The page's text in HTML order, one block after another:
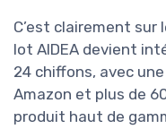
C’est clairement sur
lot AIDEA devient
24 chiffons, avec
Amazon et plus de
produit haut de